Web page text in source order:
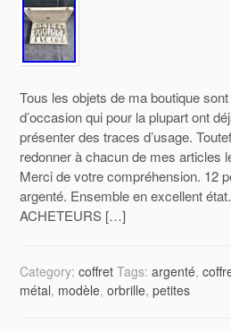
Tous les objets de ma boutique
d’occasion qui pour la plupart ont
présenter des traces d’usage.
redonner à chacun de mes articles
Merci de votre compréhension. 12
argenté. Ensemble en excellent
ACHETEURS […]
Category:coffret Tags:argenté,
métal, modèle,orbrille,petites